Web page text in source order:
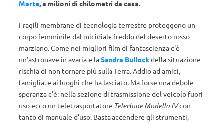
Marte, a milioni di chilometri da casa.
Fragili membrane di tecnologia terrestre proteggono un
corpo femminile dal micidiale freddo del deserto rosso
marziano. Come nei migliori film di fantascienza c’è
un’astronave in avaria e laSandra Bullockdella situazione
rischia di non tornare più sulla Terra. Addio ad amici,
famiglia, e ai luoghi che ha lasciato. Ma forse una debole
speranza c’è: nella sezione di trasmissione del veicolo fuori
uso ecco un teletrasportatore Teleclone Modello IVcon
tanto di manuale d’uso. Basta accendere gli strumenti,